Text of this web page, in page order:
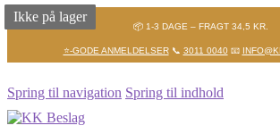
📦 1-3 DAGE – FRAGT 34,5 KR.
⭐-GODE ANMELDELSER📞 3011 0040📧
Spring til navigation Spring til indhold
Ikke på lager
Ikke på lager